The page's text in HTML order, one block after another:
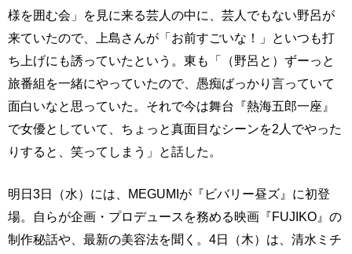
様を囲む会」を見に来る芸人の中に、芸人でもない野呂が
来ていたので、上島さんが「お前すごいな！」といつも打
ち上げにも誘っていたという。東も「（野呂と）ずーっと
旅番組を一緒にやっていたので、愚痴ばっかり言っていて
面白いなと思っていた。それで今は舞台『熱海五郎一座』
で女優としていて、ちょっと真面目なシーンを2人でやった
りすると、笑ってしまう」と話した。
明日3日（水）には、MEGUMIが『ビバリー昼ズ』に初登
場。自らが企画・プロデュースを務める映画『FUJIKO』の
制作秘話や、最新の美容法を聞く。4日（木）は、清水ミチ